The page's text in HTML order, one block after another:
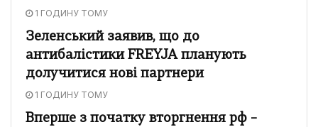
1 ГОДИНУ ТОМУ
Зеленський заявив, що до
антибалістики FREYJA планують
долучитися нові партнери
1 ГОДИНУ ТОМУ
Вперше з початку вторгнення рф –